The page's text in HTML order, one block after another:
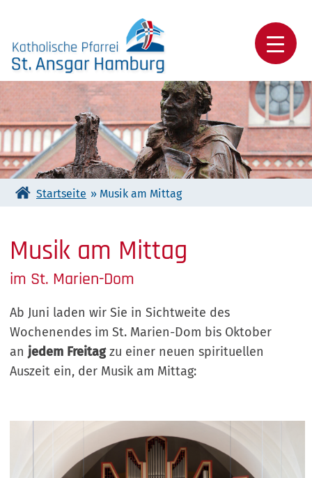
content
Katholische Pfarrei St. Ansgar Hamburg
Startseite » Musik am Mittag
Musik am Mittag
im St. Marien-Dom
Ab Juni laden wir Sie in Sichtweite des
Wochenendes im St. Marien-Dom bis Oktober
an jedem Freitagzu einer neuen spirituellen
Auszeit ein, der Musik am Mittag: